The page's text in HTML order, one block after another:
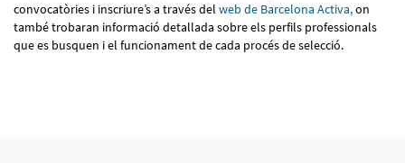
convocatòries i inscriure’s a través del web de Barcelona Activa,on
també trobaran informació detallada sobre els perfils professionals
que es busquen i el funcionament de cada procés de selecció.